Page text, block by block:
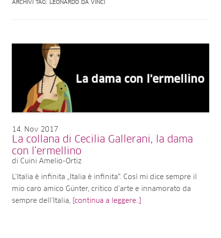
ARCHIVI TAG: LEONARDO DA VINCI
14 Nov 2017
La collana di Cecilia Gallerani, la dama
con l’ermellino
di Cuini Amelio-Ortiz
L'Italia è infinita „Italia è infinita“. Così mi dice sempre il
mio caro amico Günter, critico d’arte e innamorato da
sempre dell’Italia,
[continua a leggere..]